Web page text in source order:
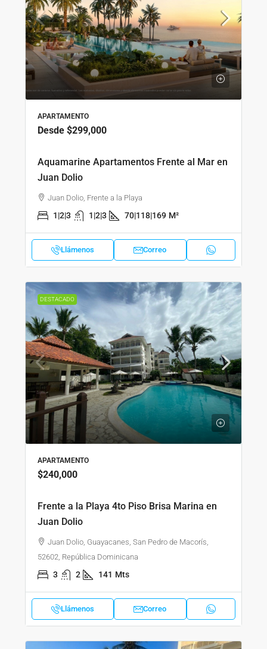
APARTAMENTO
Desde $299,000
Aquamarine Apartamentos Frente al Mar en
Juan Dolio
Juan Dolio, Frente a la Playa
1|2|3 1|2|3 70|118|169 M²
Llámenos Correo
DESTACADO
APARTAMENTO
$240,000
Frente a la Playa 4to Piso Brisa Marina en
Juan Dolio
Juan Dolio, Guayacanes, San Pedro de Macorís,
52602, República Dominicana
3 2 141 Mts
Llámenos Correo